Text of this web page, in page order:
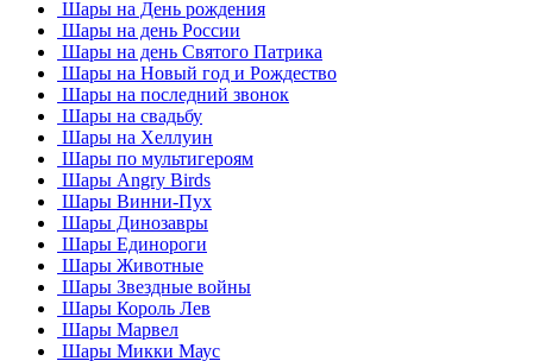
Шары на День рождения
Шары на день России
Шары на день Святого Патрика
Шары на Новый год и Рождество
Шары на последний звонок
Шары на свадьбу
Шары на Хеллуин
Шары по мультигероям
Шары Angry Birds
Шары Винни-Пух
Шары Динозавры
Шары Единороги
Шары Животные
Шары Звездные войны
Шары Король Лев
Шары Марвел
Шары Микки Маус